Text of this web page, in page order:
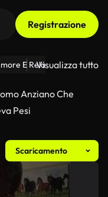
Registrazione
E Relazioni Il
Visualizza tutto
Anziano Che
Pesi
Scaricamento